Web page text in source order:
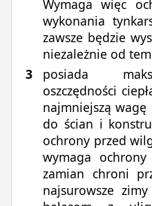
Wymaga więc
wykonania
zawsze będzie
niezależnie od
posiada
oszczędności
najmniejszą
do ścian i
ochrony przed
wymaga
zamian chroni
najsurowsze